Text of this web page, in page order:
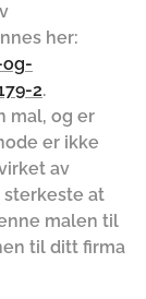
her:
2.
mal, og er
er ikke
av
sterkeste at
malen til
til ditt firma